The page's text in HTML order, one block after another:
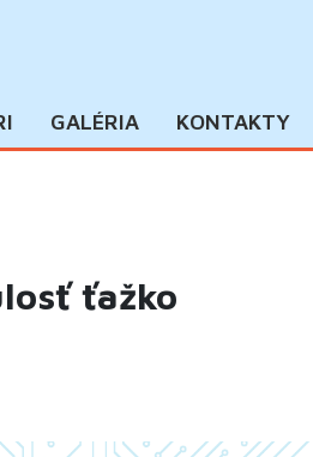
GALÉRIA KONTAKTY
ťažko